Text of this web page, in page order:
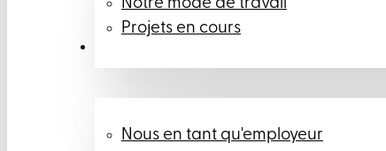
Notre mode de travail
Projets en cours
Nous en tant qu'employeur